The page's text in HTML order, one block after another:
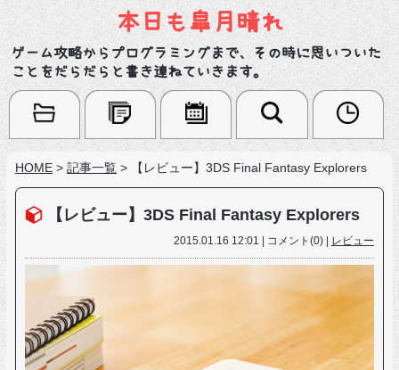
本日も皐月晴れ
ゲーム攻略からプログラミングまで、その時に思いついた
ことをだらだらと書き連ねていきます。
HOME > 記事一覧 > 【レビュー】3DS Final Fantasy Explorers
【レビュー】3DS Final Fantasy Explorers
2015.01.16 12:01 | コメント(0) | レビュー